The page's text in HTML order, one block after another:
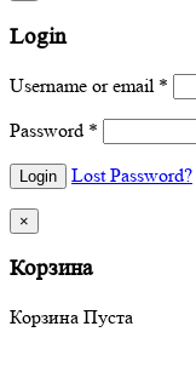
Login
Username or email *
Password *
Lost Password?
×
Корзина
Корзина Пуста